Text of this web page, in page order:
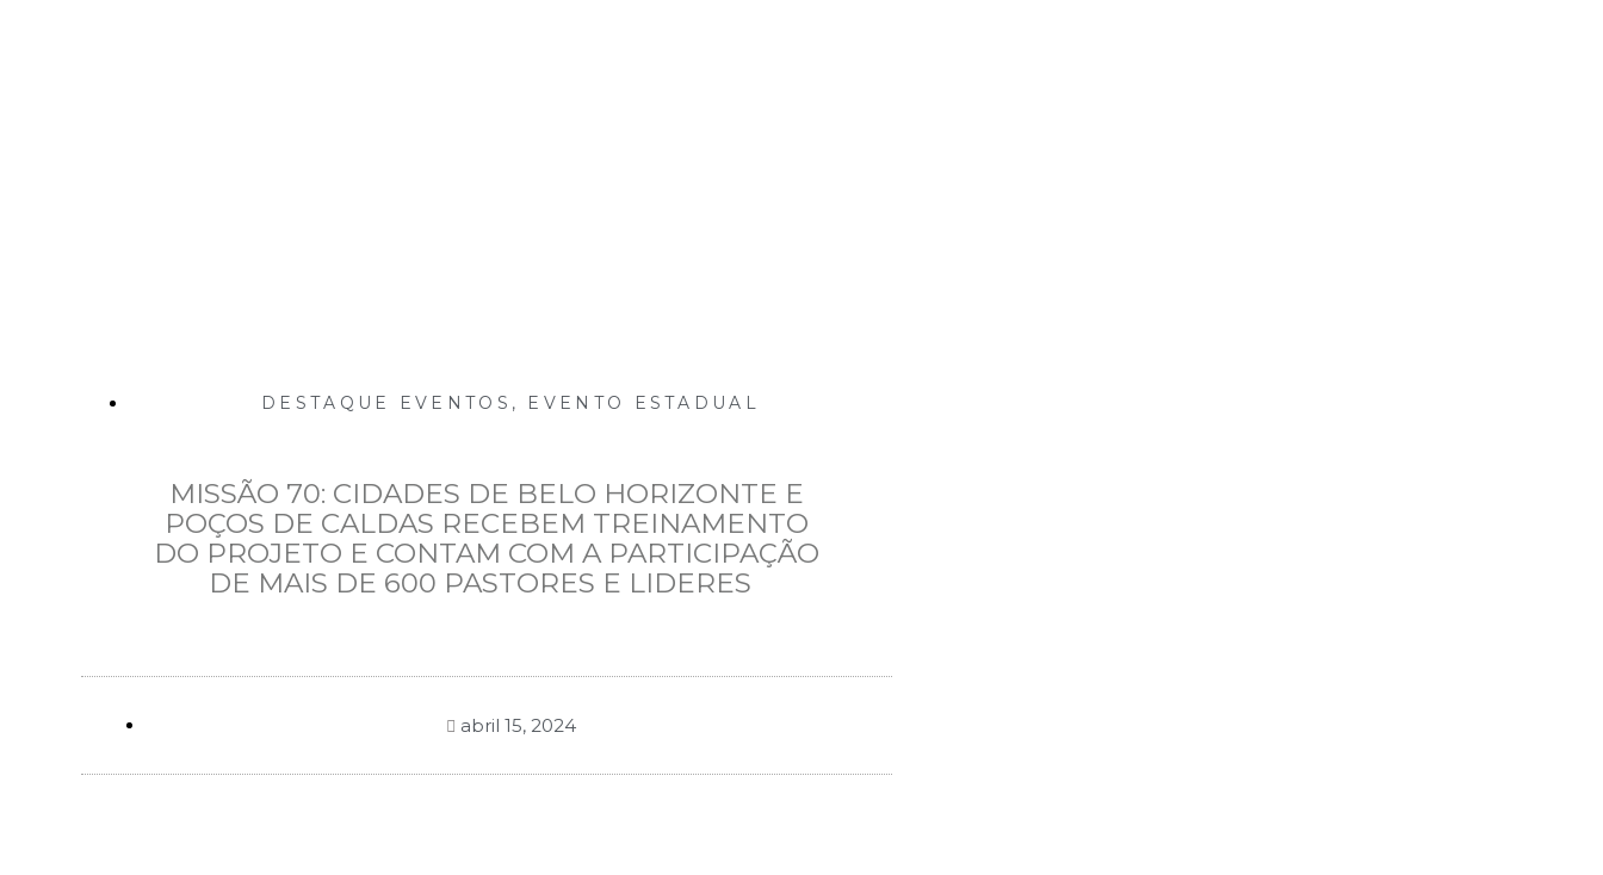
DESTAQUE EVENTOS , EVENTO ESTADUAL
MISSÃO 70: CIDADES DE BELO HORIZONTE E
POÇOS DE CALDAS RECEBEM TREINAMENTO
DO PROJETO E CONTAM COM A PARTICIPAÇÃO
DE MAIS DE 600 PASTORES E LIDERES
abril 15, 2024